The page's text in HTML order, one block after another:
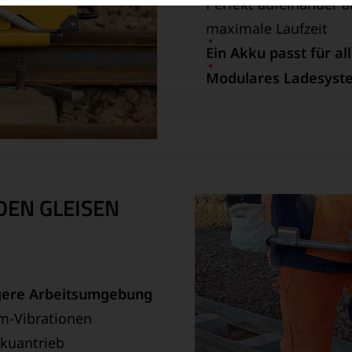
Perfekt aufeinander
maximale Laufzeit
Ein Akku passt für
Modulares
GLEISEN
Arbeitsumgebung
Vibrationen